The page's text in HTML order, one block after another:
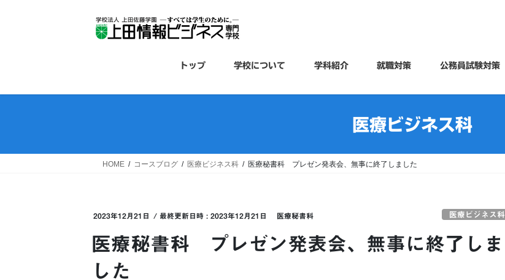
ス
ン
トップ 学校について 学科紹介 就職対策 公務員試験対策
医療ビジネス科
HOME コースブログ 医療ビジネス科 医療秘書科 プレゼン発表会、無事に終了しました
2023年12月21日 / 最終更新日時 :2023年12月21日 医療秘書科 医療ビジネス科
医療秘書科 プレゼン発表会、無事に終了しま
した